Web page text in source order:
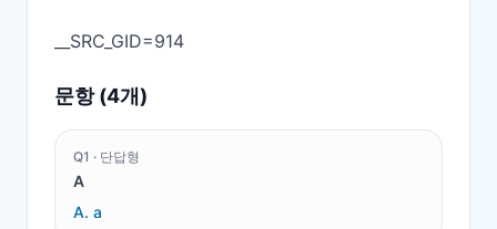
문항 (4개)
Q1 · 단답형
A
A. a